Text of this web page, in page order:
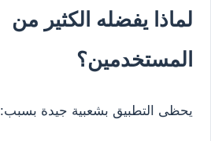
لماذا يفضله الكثير من
المستخدمين؟
يحظى التطبيق بشعبية جيدة بسبب: